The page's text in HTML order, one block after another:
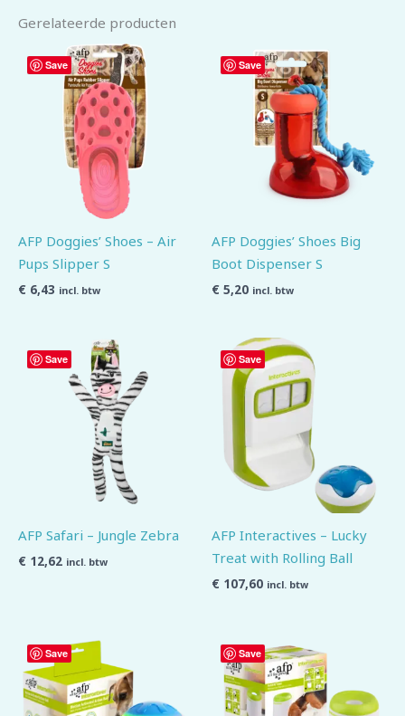
Gerelateerde producten
Save
AFP Doggies’ Shoes – Air
Pups Slipper S
€ 6,43 incl. btw
Save
AFP Doggies’ Shoes Big
Boot Dispenser S
€ 5,20 incl. btw
Save
AFP Safari – Jungle Zebra
€ 12,62 incl. btw
Save
AFP Interactives – Lucky
Treat with Rolling Ball
€ 107,60 incl. btw
Save Save